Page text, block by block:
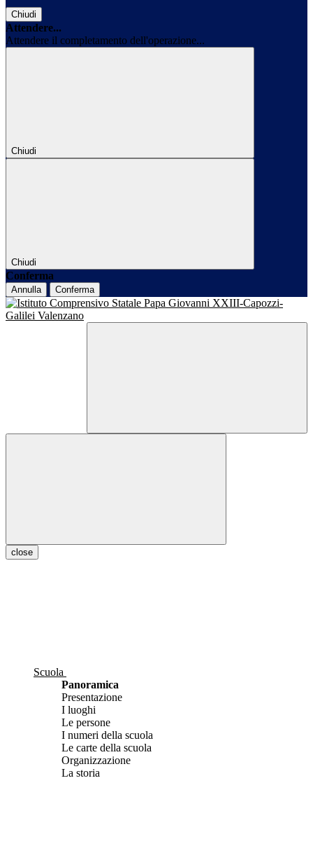
Chiudi
Attendere...
Attendere il completamento dell'operazione...
Chiudi
Chiudi
Conferma
Annulla Conferma
close
Scuola
Panoramica
Presentazione
I luoghi
Le persone
I numeri della scuola
Le carte della scuola
Organizzazione
La storia